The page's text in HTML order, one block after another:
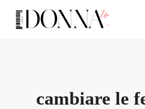
contenuto
cambiare le